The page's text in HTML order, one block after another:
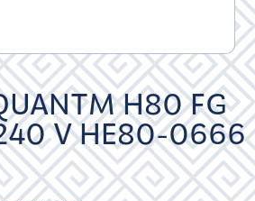
H80 FG
V HE80-0666